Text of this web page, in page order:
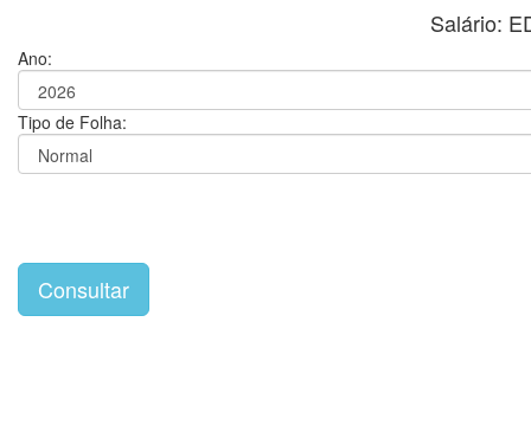
Salário:
Ano:
Tipo de Folha: